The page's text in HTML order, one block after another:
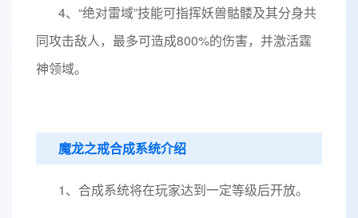
4、“绝对雷域”技能可指挥妖兽骷髅及其分身共
同攻击敌人，最多可造成800%的伤害，并激活霆
神领域。
魔龙之戒合成系统介绍
1、合成系统将在玩家达到一定等级后开放。